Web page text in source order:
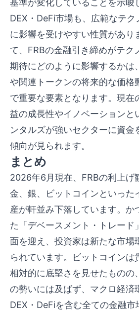
基準が変化していることを示唆
DEX・DeFi市場も、広範なテク
に影響を受けやすい性質があり
て、FRBの金融引き締めがテク
期待にどのように影響するかは
や関連トークンの将来的な価格
で重要な要素となります。現在
益の成長性やイノベーションと
ンタルズが強いセクターに資金
傾向が見られます。
まとめ
2026年6月現在、FRBの利上げ
金、銀、ビットコインといった
産が軒並み下落しています。か
た「デベースメント・トレード
面を迎え、投資家は新たな市場
られています。ビットコインは
相対的に底堅さを見せたものの
の勢いには及ばず、マクロ経済
DEX・DeFiを含む全ての金融市